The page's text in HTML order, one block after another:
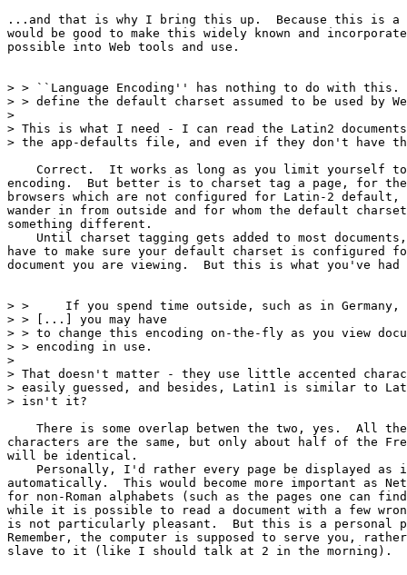
...and that is why I bring this up.  Because this is a
would be good to make this widely known and
possible into Web tools and use.
> > ``Language Encoding'' has nothing to do with
> > define the default charset assumed to be used by
>
> This is what I need - I can read the Latin2
> the app-defaults file, and even if they don't have
Correct.  It works as long as you limit yourself
encoding.  But better is to charset tag a page, for
browsers which are not configured for Latin-2 default,
wander in from outside and for whom the default
something different.
Until charset tagging gets added to most
have to make sure your default charset is configured
document you are viewing.  But this is what you've
> >     If you spend time outside, such as in Germany,
> > [...] you may have
> > to change this encoding on-the-fly as you view
> > encoding in use.
>
> That doesn't matter - they use little accented
> easily guessed, and besides, Latin1 is similar to
> isn't it?
There is some overlap betwen the two, yes.  All
characters are the same, but only about half of the
will be identical.
Personally, I'd rather every page be displayed as
automatically.  This would become more important as
for non-Roman alphabets (such as the pages one can
while it is possible to read a document with a few
is not particularly pleasant.  But this is a personal
Remember, the computer is supposed to serve you,
slave to it (like I should talk at 2 in the morning).